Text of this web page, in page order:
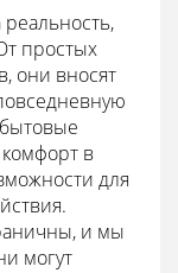
простых
они вносят
в
для
и мы
могут